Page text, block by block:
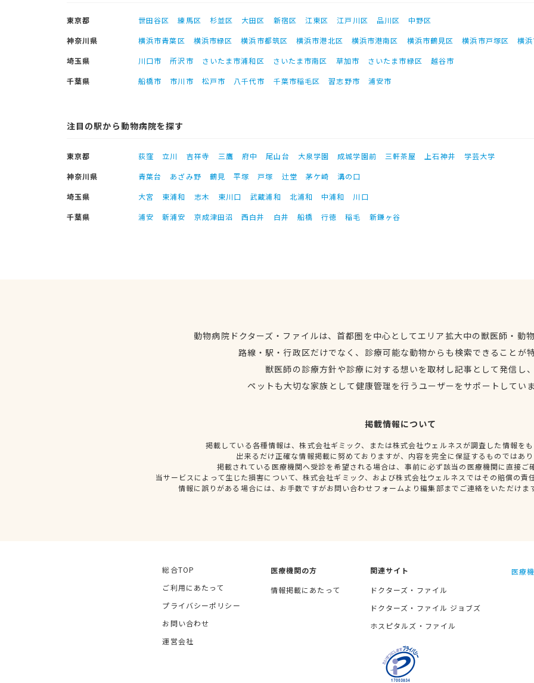
東京都 世田谷区 練馬区 杉並区 大田区 新宿区 江東区 江戸川区 品川区
中野区
神奈川県
横浜市青葉区 横浜市緑区 横浜市都筑区 横浜市港北区 横浜市港南区 横浜市鶴見区 横浜市戸塚区
横
埼玉県
川口市 所沢市 さいたま市浦和区 さいたま市南区 草加市 さいたま市緑区
越谷市
千葉県
船橋市 市川市 松戸市 八千代市 千葉市稲毛区 習志野市 浦安市
注目の駅から動物病院を探す
東京都 荻窪 立川 吉祥寺 三鷹 府中 尾山台 大泉学園 成城学園前 三軒茶屋 上石神井
学芸大学
神奈川県
青葉台 あざみ野 鶴見 平塚 戸塚 辻堂 茅ケ崎
溝の口
埼玉県
大宮 東浦和 志木 東川口 武蔵浦和 北浦和 中浦和
川口
千葉県
浦安 新浦安 京成津田沼 西白井 白井 船橋 行徳 稲毛 新鎌ヶ谷
動物病院ドクターズ・ファイルは、首都圏を中心としてエリア拡大中の獣医師・動
路線・駅・行政区だけでなく、診療可能な動物からも検索できることが
獣医師の診療方針や診療に対する想いを取材し記事として発信し
ペットも大切な家族として健康管理を行うユーザーをサポートしてい
掲載情報について
掲載している各種情報は、株式会社ギミック、または株式会社ウェルネスが調査した情報を
出来るだけ正確な情報掲載に努めておりますが、内容を完全に保証するものではあ
掲載されている医療機関へ受診を希望される場合は、事前に必ず該当の医療機関に直接ご
当サービスによって生じた損害について、株式会社ギミック、および株式会社ウェルネスではその賠償の責
情報に誤りがある場合には、お手数ですがお問い合わせフォームより編集部までご連絡をいただけま
総合TOP
ご利用にあたって
プライバシーポリシー
お問い合わせ
運営会社
医療機関の方
情報掲載にあたって
関連サイト
ドクターズ・ファイル
ドクターズ・ファイル ジョブズ
ホスピタルズ・ファイル
医療